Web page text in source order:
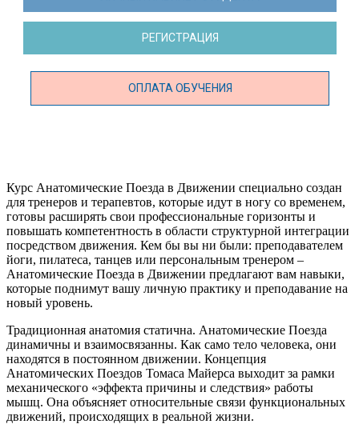
РЕГИСТРАЦИЯ
ОПЛАТА ОБУЧЕНИЯ
Курс Анатомические Поезда в Движении специально создан
для тренеров и терапевтов, которые идут в ногу со временем,
готовы расширять свои профессиональные горизонты и
повышать компетентность в области структурной интеграции
посредством движения. Кем бы вы ни были: преподавателем
йоги, пилатеса, танцев или персональным тренером –
Анатомические Поезда в Движении предлагают вам навыки,
которые поднимут вашу личную практику и преподавание на
новый уровень.
Традиционная анатомия статична. Анатомические Поезда
динамичны и взаимосвязанны. Как само тело человека, они
находятся в постоянном движении. Концепция
Анатомических Поездов Томаса Майерса выходит за рамки
механического «эффекта причины и следствия» работы
мышц. Она объясняет относительные связи функциональных
движений, происходящих в реальной жизни.